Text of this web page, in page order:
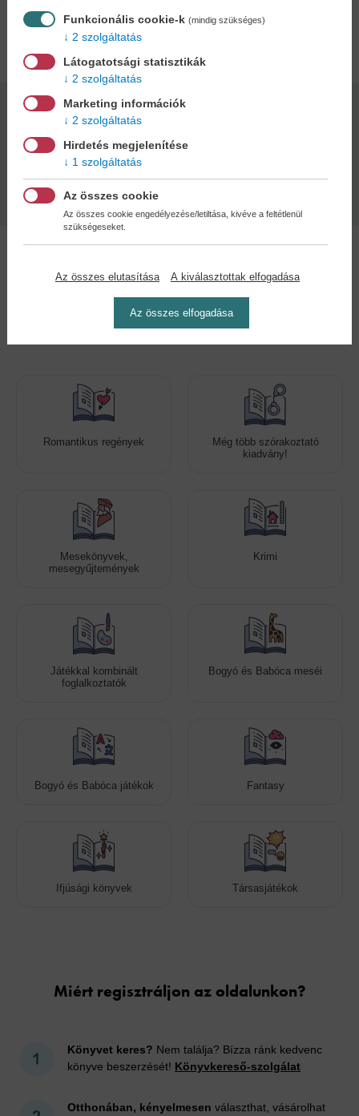
Adatok
Kötésmód:
Kiadás dátuma:
2025
Méret:
Kedvenc kategóriák
Romantikus regények
Még több szórakoztató
kiadvány!
Mesekönyvek,
mesegyűjtemények
Krimi
Játékkal kombinált
foglalkoztatók
Bogyó és Babóca meséi
Bogyó és Babóca játékok Fantasy
Ifjúsági könyvek Társasjátékok
Miért regisztráljon az oldalunkon?
Könyvet keres? Nem találja? Bízza ránk kedvenc
könyve beszerzését! Könyvkereső-szolgálat
Otthonában, kényelmesen választhat, vásárolhat
Funkcionális cookie-k (mindig szükséges)
2 szolgáltatás
Látogatotsági statisztikák
2 szolgáltatás
Marketing információk
2 szolgáltatás
Hirdetés megjelenítése
1 szolgáltatás
Az összes cookie
Az összes cookie engedélyezése/letiltása, kivéve a feltétlenül
szükségeseket.
Az összes elutasítása A kiválasztottak elfogadása
Az összes elfogadása